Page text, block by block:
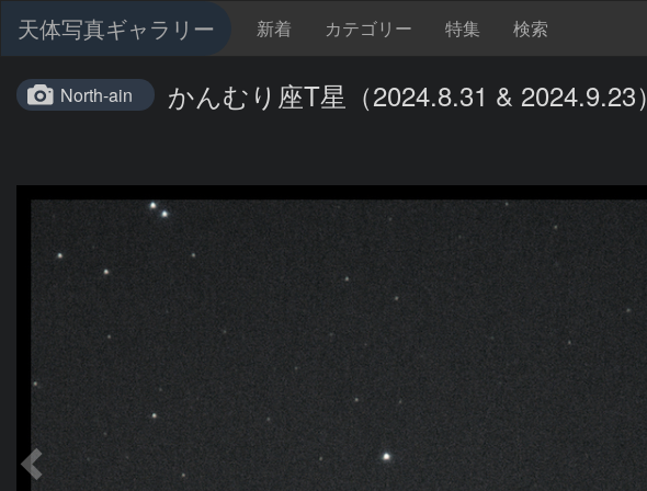
天体写真ギャラリー 新着 カテゴリー 特集 検索
North-ain かんむり座T星（2024.8.31 & 2024.9.23）